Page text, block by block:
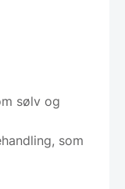
sølv og
som